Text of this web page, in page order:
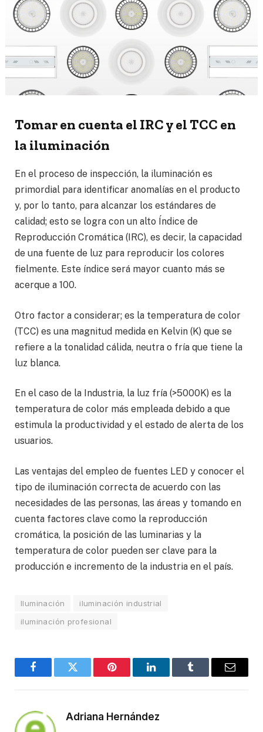
Tomar en cuenta el IRC y el TCC en
la iluminación
En el proceso de inspección, la iluminación es
primordial para identificar anomalías en el producto
y, por lo tanto, para alcanzar los estándares de
calidad; esto se logra con un alto Índice de
Reproducción Cromática (IRC), es decir, la capacidad
de una fuente de luz para reproducir los colores
fielmente. Este índice será mayor cuanto más se
acerque a 100.
Otro factor a considerar; es la temperatura de color
(TCC) es una magnitud medida en Kelvin (K) que se
refiere a la tonalidad cálida, neutra o fría que tiene la
luz blanca.
En el caso de la Industria, la luz fría (>5000K) es la
temperatura de color más empleada debido a que
estimula la productividad y el estado de alerta de los
usuarios.
Las ventajas del empleo de fuentes LED y conocer el
tipo de iluminación correcta de acuerdo con las
necesidades de las personas, las áreas y tomando en
cuenta factores clave como la reproducción
cromática, la posición de las luminarias y la
temperatura de color pueden ser clave para la
producción e incremento de la industria en el país.
Iluminación
iluminación industrial
iluminación profesional
FacebookTwitter Pinterest LinkedInTumblr Email
Adriana Hernández